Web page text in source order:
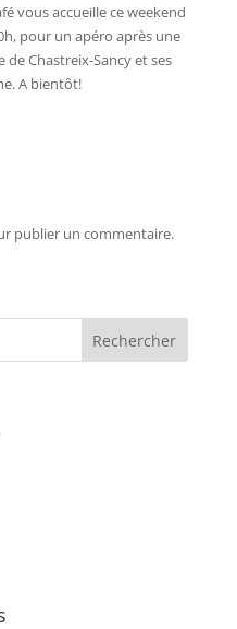
vous accueille ce weekend
pour un apéro après une
Chastreix-Sancy et ses
A bientôt!
publier un commentaire.